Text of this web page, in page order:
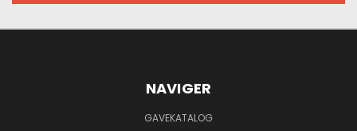
NAVIGER
GAVEKATALOG